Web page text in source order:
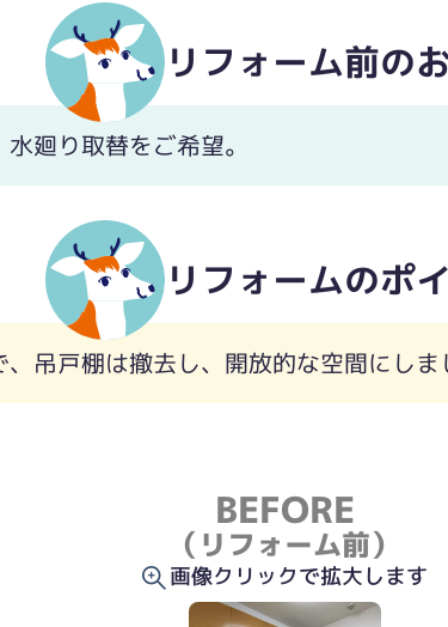
リフォーム前の
廻り取替をご希望。
リフォームのポ
吊戸棚は撤去し、開放的な空間にしま
BEFORE
（リフォーム前）
画像クリックで拡大します